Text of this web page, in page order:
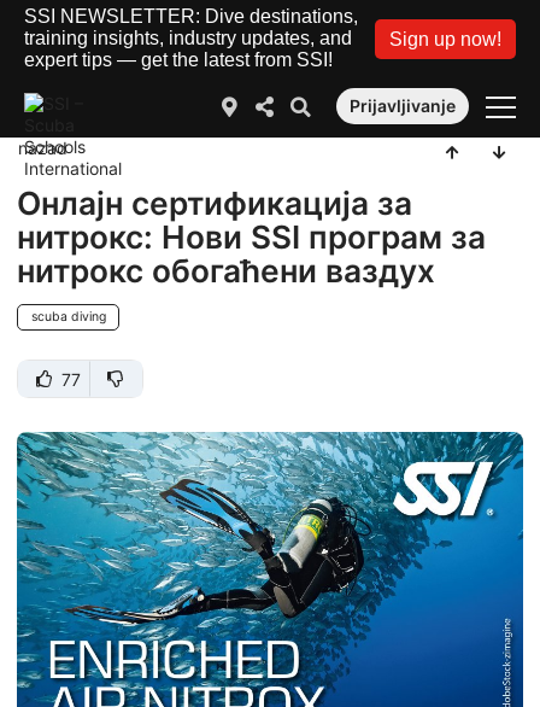
SSI NEWSLETTER: Dive destinations,
training insights, industry updates, and
expert tips — get the latest from SSI!
Sign up now!
Prijavljivanje
nazad
Онлајн сертификација за
нитрокс: Нови SSI програм за
нитрокс обогаћени ваздух
scuba diving
77